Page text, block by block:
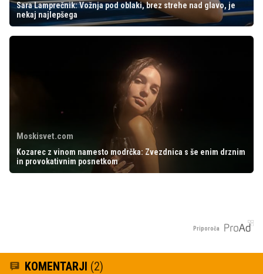
Sara Lamprečnik: Vožnja pod oblaki, brez strehe nad glavo, je
nekaj najlepšega
Moskisvet.com
Kozarec z vinom namesto modrčka: Zvezdnica s še enim drznim
in provokativnim posnetkom
Priporoča
KOMENTARJI (2)